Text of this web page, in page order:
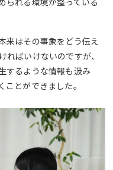
られる環境が整っている
来はその事象をどう伝え
ればいけないのですが、
するような情報も汲み
ことができました。